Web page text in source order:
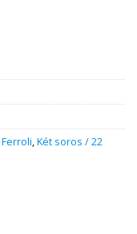
Ferroli,Két soros / 22